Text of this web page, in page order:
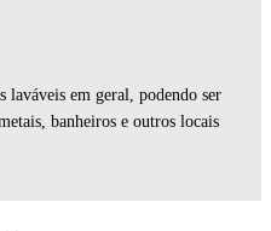
laváveis em geral, podendo ser
banheiros e outros locais